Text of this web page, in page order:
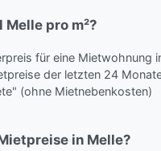
pro m²?
für eine Mietwohnung
der letzten 24
(ohne Mietnebenkosten)
in Melle?